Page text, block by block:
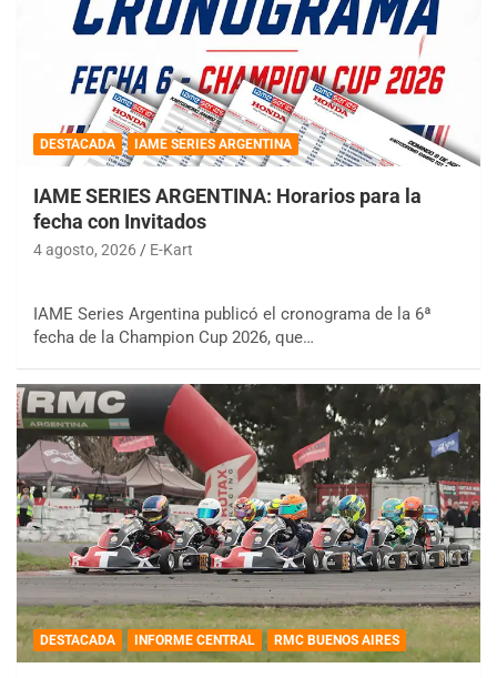
DESTACADA IAME SERIES ARGENTINA
IAME SERIES ARGENTINA: Horarios para la
fecha con Invitados
4 agosto, 2026 E-Kart
IAME Series Argentina publicó el cronograma de la 6ª
fecha de la Champion Cup 2026, que…
DESTACADA INFORME CENTRAL RMC BUENOS AIRES